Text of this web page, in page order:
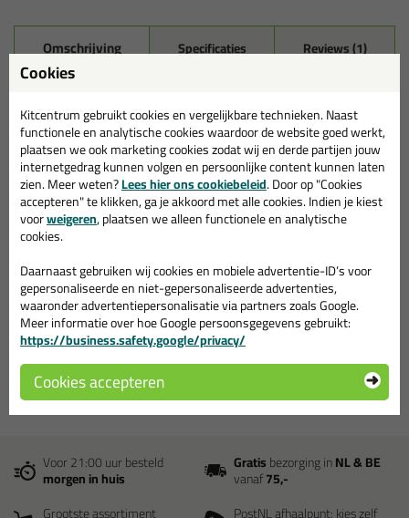
Omschrijving Specificaties Reviews (1)
Griffon Contact Spray
Een Multifunctionele spray voor reiniging en onderhoud van
elektrische contacten. Geschikt voor elektrische contacten zoals
onder andere potmeters, schuif- en sleepcontacten en regelaars
Kenmerken
Vuil- en oxideoplossend
Vochtverdrijvend
Niet corrosief
Tast metaal en synthetische materialen niet aan
Met extra precisie-spuitslang
In alle standen te gebruiken
Kleur: transparant
Voor 21:00 uur besteld
morgen in huis
Gratisbezorging inNL & BE
vanaf75,-
Cookies
Kitcentrum gebruikt cookies en vergelijkbare technieken. Naast
functionele en analytische cookies waardoor de website goed werkt,
plaatsen we ook marketing cookies zodat wij en derde partijen jouw
internetgedrag kunnen volgen en persoonlijke content kunnen laten
zien. Meer weten?Lees hier ons cookiebeleid. Door op "Cookies
accepteren" te klikken, ga je akkoord met alle cookies. Indien je kiest
voorweigeren, plaatsen we alleen functionele en analytische
cookies.
Daarnaast gebruiken wij cookies en mobiele advertentie-ID’s voor
gepersonaliseerde en niet-gepersonaliseerde advertenties,
waaronder advertentiepersonalisatie via partners zoals Google.
Meer informatie over hoe Google persoonsgegevens gebruikt:
https://business.safety.google/privacy/
Cookies accepteren